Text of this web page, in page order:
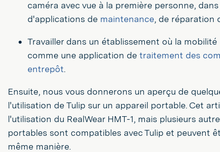
caméra avec vue à la première personne,
d'applications de maintenance, de réparation
Travailler dans un établissement où la mobilité
comme une application de traitement des
entrepôt.
Ensuite, nous vous donnerons un aperçu de
l'utilisation de Tulip sur un appareil portable. Cet
l'utilisation du RealWear HMT-1, mais plusieurs
portables sont compatibles avec Tulip et peuvent
même manière.